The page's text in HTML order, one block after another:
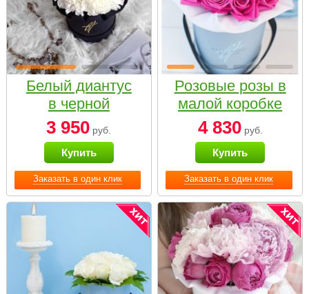
Заказать в один клик
Белый диантус
в черной
коробке Small
3 950 руб.
Купить
Заказать в один клик
Розовые розы в
малой коробке
4 830руб.
Купить